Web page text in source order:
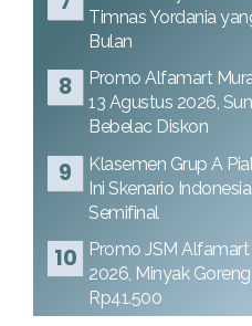
Timnas Yordania
Bulan
Promo Alfamart
13 Agustus 2026,
Bebelac Diskon
Klasemen Grup A
Ini Skenario
Semifinal
Promo JSM
2026, Minyak
Rp41.500